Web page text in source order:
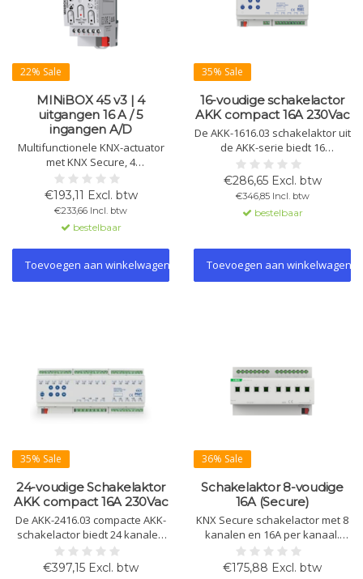
22% Sale
MINiBOX 45 v3 | 4
uitgangen 16 A / 5
ingangen A/D
Multifunctionele KNX-actuator
met KNX Secure, 4
configureerbare uitgangen (16
A C-load), 5 analoge/digitale
ingangen en uitgebreide
functies zoals logica,
thermostaten en
jaloeziebesturing.
€193,11 Excl. btw
€233,66 Incl. btw
bestelbaar
Toevoegen aan winkelwagen
35% Sale
16-voudige schakelactor
AKK compact 16A 230Vac
De AKK-1616.03 schakelaktor uit
de AKK-serie biedt 16
onafhankelijke kanalen voor
middelgrote belastingen. Met
een capaciteit van 16 A en 70 µF
C-belasting, snelle configuratie
via KNX bus, uitgebreide scène-
€286,65 Excl. btw
€346,85 Incl. btw
bestelbaar
Toevoegen aan winkelwagen
35% Sale
24-voudige Schakelaktor
AKK compact 16A 230Vac
De AKK-2416.03 compacte AKK-
schakelactor biedt 24 kanalen
en uitgebreide functies zoals
tijdsinstellingen, scènes en
€397,15 Excl. btw
36% Sale
Schakelaktor 8-voudige
16A (Secure)
KNX Secure schakelactor met 8
kanalen en 16A per kanaal.
Geschikt voor verlichting,
verwarming en signalering.
€175,88 Excl. btw